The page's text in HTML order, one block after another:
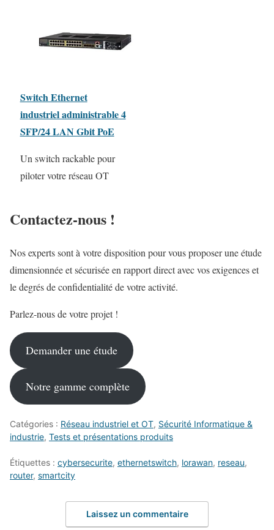
Switch Ethernet
industriel administrable 4
SFP/24 LAN Gbit PoE
Un switch rackable pour
piloter votre réseau OT
Contactez-nous !
Nos experts sont à votre disposition pour vous proposer une étude
dimensionnée et sécurisée en rapport direct avec vos exigences et
le degrés de confidentialité de votre activité.
Parlez-nous de votre projet !
Demander une étude
Notre gamme complète
Catégories : Réseau industriel et OT, Sécurité Informatique &
industrie, Tests et présentations produits
Étiquettes : cybersecurite, ethernetswitch, lorawan, reseau,
router, smartcity
Laissez un commentaire